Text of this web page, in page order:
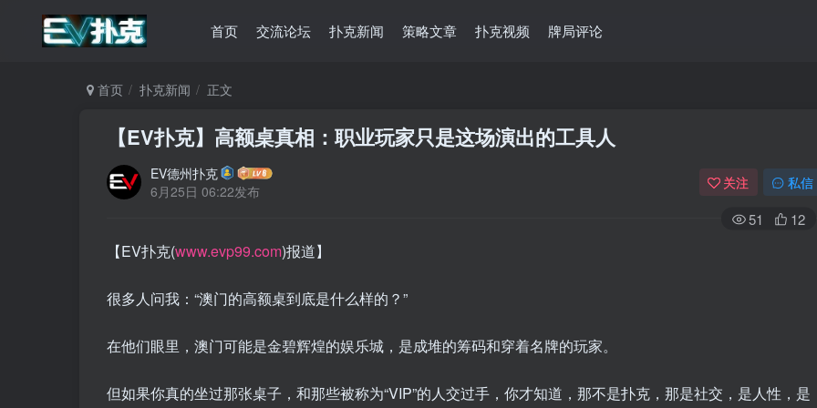
首页 交流论坛 扑克新闻 策略文章 扑克视频 牌局评论
首页 扑克新闻 正文
【EV扑克】高额桌真相：职业玩家只是这场演出的工具人
EV德州扑克
6月25日 06:22发布
关注 私信
51 12
【EV扑克(www.evp99.com)报道】
很多人问我：“澳门的高额桌到底是什么样的？”
在他们眼里，澳门可能是金碧辉煌的娱乐城，是成堆的筹码和穿着名牌的玩家。
但如果你真的坐过那张桌子，和那些被称为“VIP”的人交过手，你才知道，那不是扑克，那是社交，是人性，是